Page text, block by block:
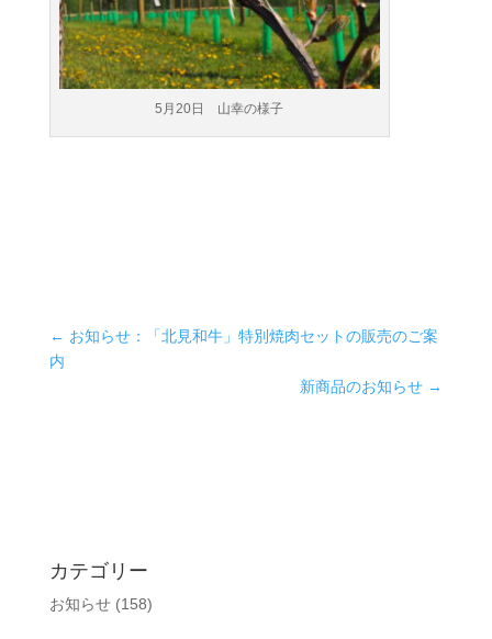
5月20日 山幸の様子
← お知らせ：「北見和牛」特別焼肉セットの販売のご案
内
新商品のお知らせ →
カテゴリー
お知らせ(158)